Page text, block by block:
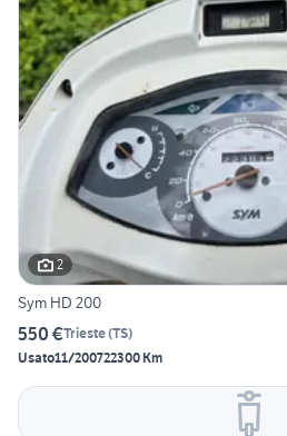
2
Sym HD 200
550 €Trieste(TS)
Usato11/200722300 Km